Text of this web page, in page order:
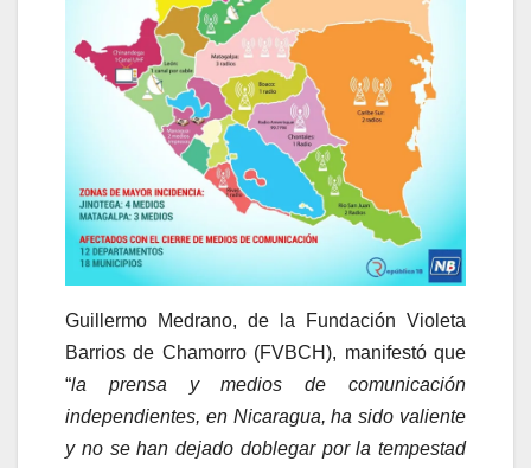
Guillermo Medrano, de la Fundación Violeta
Barrios de Chamorro (FVBCH), manifestó que
“la prensa y medios de comunicación
independientes, en Nicaragua, ha sido valiente
y no se han dejado doblegar por la tempestad